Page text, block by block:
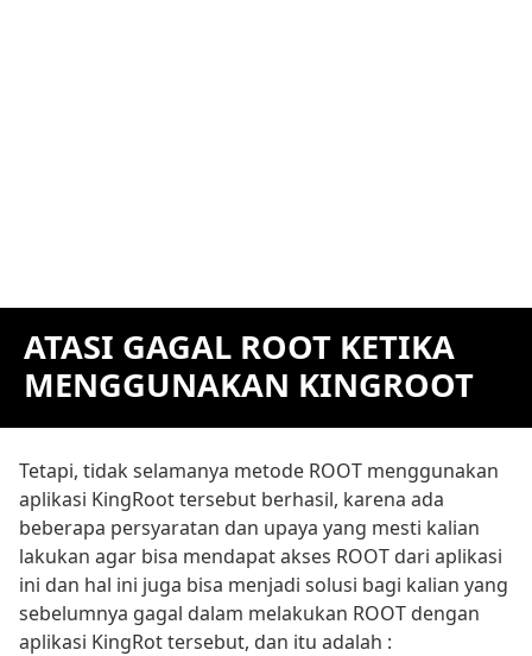
ATASI GAGAL ROOT KETIKA
MENGGUNAKAN KINGROOT
Tetapi, tidak selamanya metode ROOT menggunakan
aplikasi KingRoot tersebut berhasil, karena ada
beberapa persyaratan dan upaya yang mesti kalian
lakukan agar bisa mendapat akses ROOT dari aplikasi
ini dan hal ini juga bisa menjadi solusi bagi kalian yang
sebelumnya gagal dalam melakukan ROOT dengan
aplikasi KingRot tersebut, dan itu adalah :